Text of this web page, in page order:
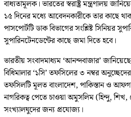
বাধ্যতামূলক। ভারতের স্বরাষ্ট্র মন্ত্রণালয়
১৫ দিনের মধ্যে আবেদনকারীকে তার কাছে
পাসপোর্টটি ডাক বিভাগের সংশ্লিষ্ট সিনিয়র
সুপারিনটেনডেন্টের কাছে জমা দিতে হবে।
ভারতীয় সংবাদমাধ্যম ‘আনন্দবাজার’
বিধিমালার ‘১সি’ তফসিলের ৩ নম্বর
তফসিলটি মূলত বাংলাদেশ, পাকিস্তান ও
নাগরিকত্ব পেতে চাওয়া অমুসলিম (হিন্দু, শিখ,
সংখ্যালঘুদের জন্য প্রযোজ্য।